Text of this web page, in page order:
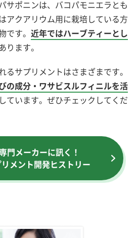
サポニンは、バコパモニエラとも
アクアリウム用に栽培している方
です。 近年ではハーブティーとし
ります。
るサプリメントはさまざまです。
の成分・ワサビスルフィニルを活
ています。ぜひチェックしてくだ
門メーカーに訊く！
メント開発ヒストリー